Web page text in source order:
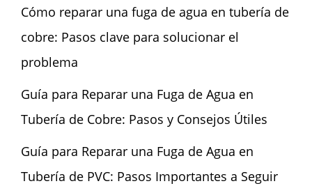
Cómo reparar una fuga de agua en tubería de
cobre: Pasos clave para solucionar el
problema
Guía para Reparar una Fuga de Agua en
Tubería de Cobre: Pasos y Consejos Útiles
Guía para Reparar una Fuga de Agua en
Tubería de PVC: Pasos Importantes a Seguir